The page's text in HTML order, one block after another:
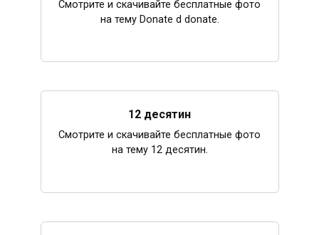
Смотрите и скачивайте бесплатные фото
на тему Donate d donate.
12 десятин
Смотрите и скачивайте бесплатные фото
на тему 12 десятин.